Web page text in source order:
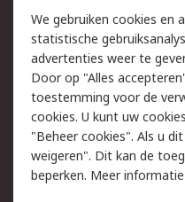
Track & Trace
Wettelijk
Cookiebeleid
Privacybeleid
Algemene
verkoopvoorwaarden
We gebruiken cookies en
statistische
advertenties weer te
Door op "Alles
toestemming voor de
cookies. U kunt uw
"Beheer cookies". Als u
weigeren". Dit kan de
beperken. Meer